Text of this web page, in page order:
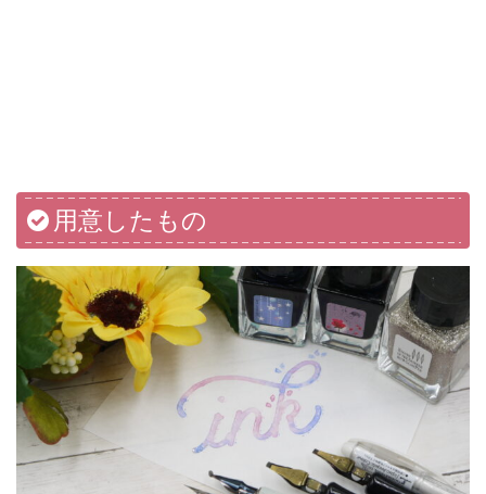
用意したもの